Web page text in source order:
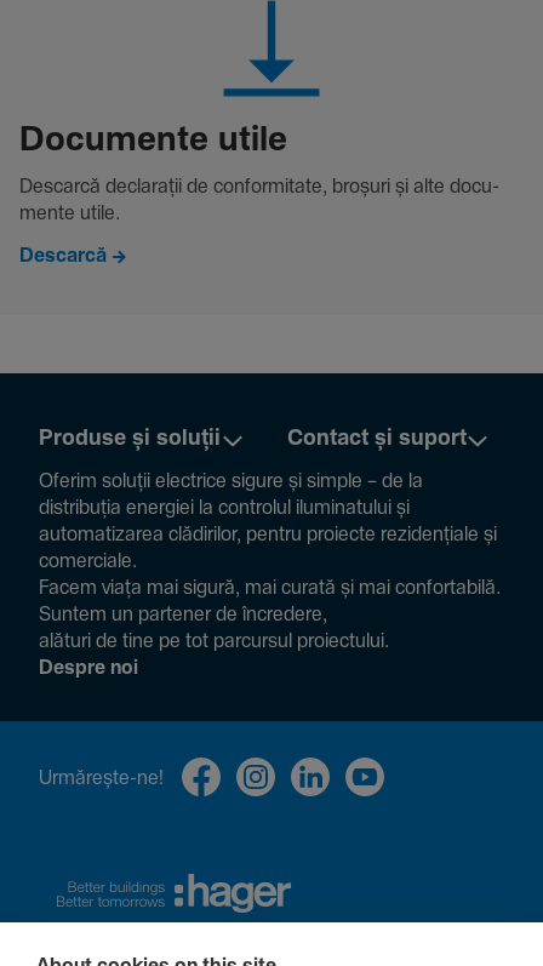
Docu­mente utile
Descarcă decla­rații de conformitate, broșuri și alte docu­
mente utile.
Descarcă
Produse și soluții Contact și suport
Oferim soluții electrice sigure și simple – de la
distribuția energiei la controlul ilumi­na­tului și
auto­ma­ti­zarea clădi­rilor, pentru proiecte rezi­den­țiale și
comer­ciale.
Facem viața mai sigură, mai curată și mai confor­ta­bilă.
Suntem un partener de încre­dere,
alături de tine pe tot parcursul proiec­tului.
Despre noi
Urmă­rește-ne!